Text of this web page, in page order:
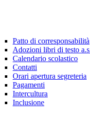
Patto di corresponsabilità
Adozioni libri di testo
Calendario scolastico
Contatti
Orari apertura segreteria
Pagamenti
Intercultura
Inclusione